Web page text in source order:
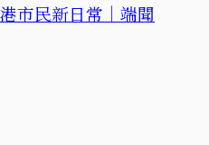
市民新日常｜端聞